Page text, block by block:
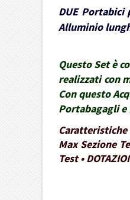
DUE
Alluminio
Questo Set è
realizzati con
Con questo
Portabagagli e
Caratteristiche
Max Sezione
Test •